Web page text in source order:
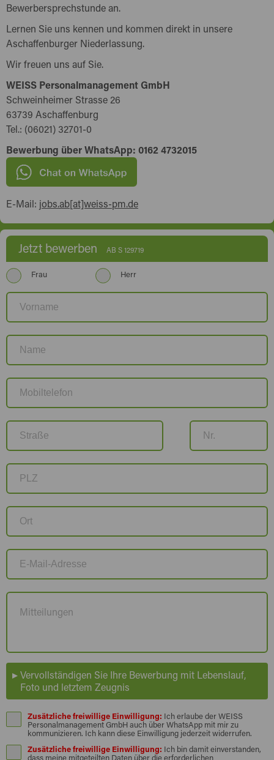
Bewerbersprechstunde an.
Lernen Sie uns kennen und kommen direkt in unsere
Aschaffenburger Niederlassung.
Wir freuen uns auf Sie.
WEISS Personalmanagement GmbH
Schweinheimer Strasse 26
63739 Aschaffenburg
Tel.: (06021) 32701-0
Bewerbung über WhatsApp: 0162 4732015
E-Mail: jobs.ab[at]weiss-pm.de
Jetzt bewerben AB S 129719
Frau Herr
Vervollständigen Sie Ihre Bewerbung mit Lebenslauf,
Foto und letztem Zeugnis
Zusätzliche freiwillige Einwilligung: Ich erlaube der WEISS
Personalmanagement GmbH auch über WhatsApp mit mir zu
kommunizieren. Ich kann diese Einwilligung jederzeit widerrufen.
Zusätzliche freiwillige Einwilligung: Ich bin damit einverstanden,
dass meine mitgeteilten Daten über die erforderlichen